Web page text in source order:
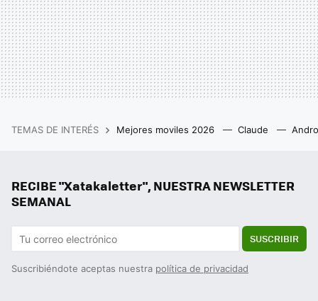
TEMAS DE INTERÉS Mejores moviles 2026 Claude
RECIBE "Xatakaletter", NUESTRA NEWSLETTER
SEMANAL
SUSCRIBIR
Suscribiéndote aceptas nuestra política de privacidad